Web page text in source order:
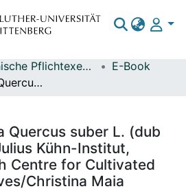
Elektronische Pflichtexemplare
E-Book
Phytophthora na Quercus suber L. (dub korkový) / JKI, Julius Kühn-Institut, Federal Research Centre for Cultivated Plants ; Dina Neves/Christina Maia
Quercus suber L. (dub
Kühn-Institut,
Centre for Cultivated
Christina Maia